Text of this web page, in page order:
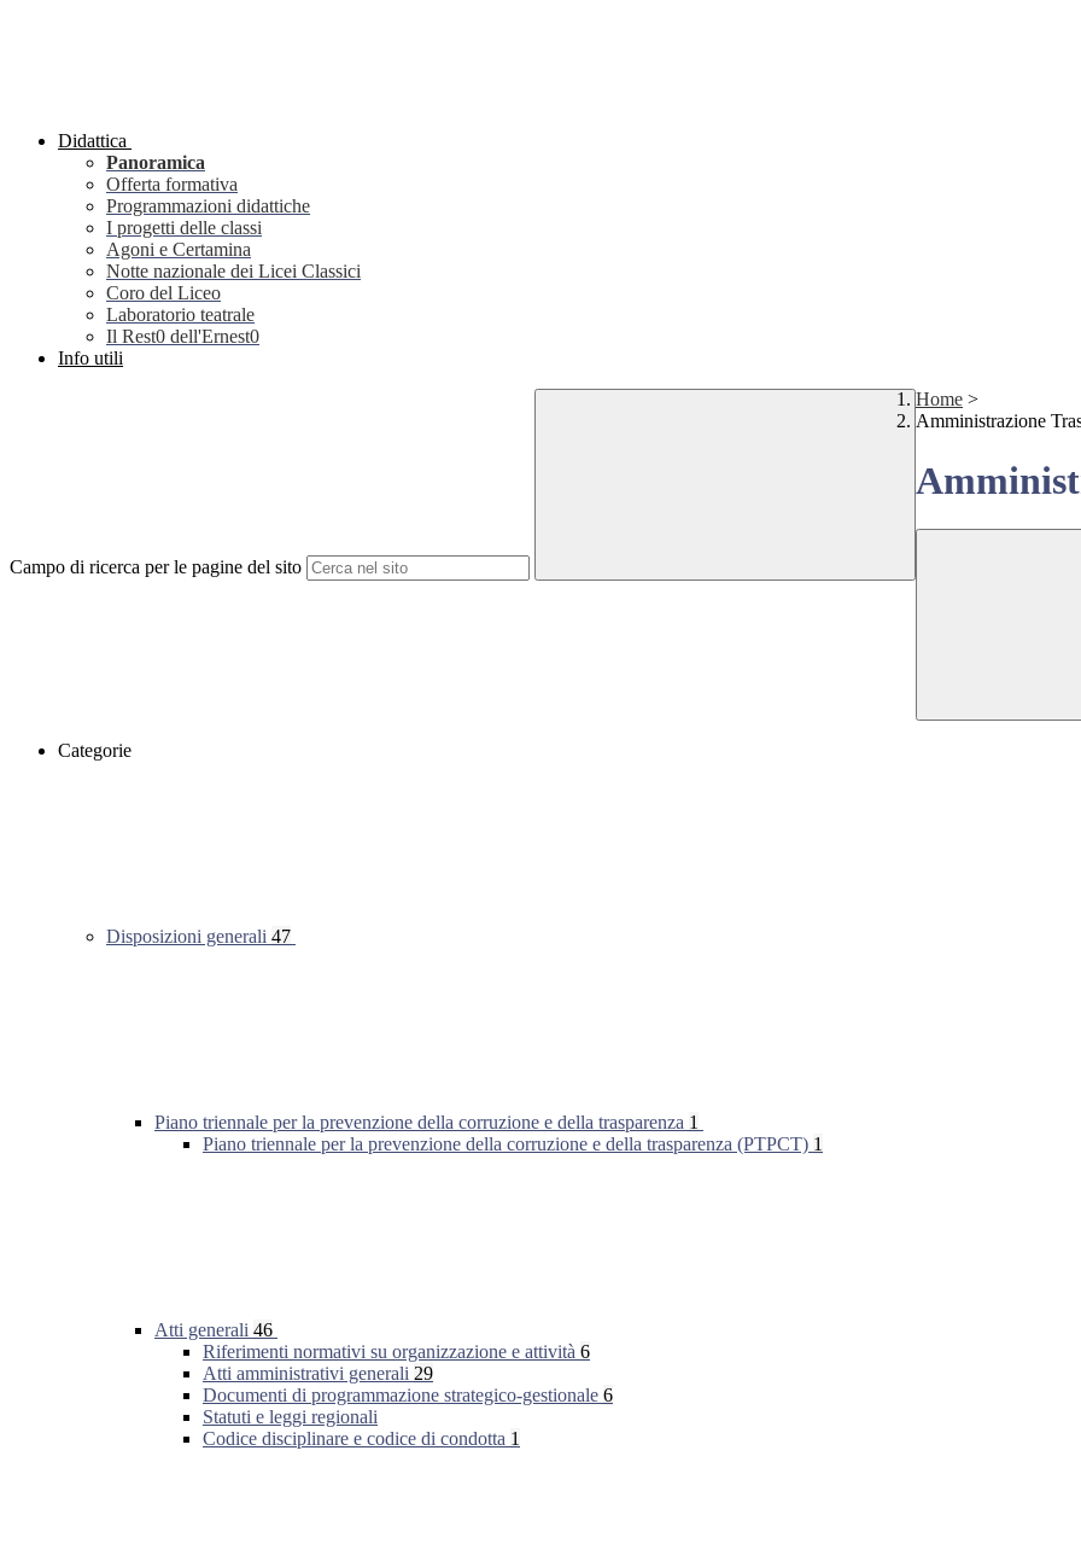
Didattica
Panoramica
Offerta formativa
Programmazioni didattiche
I progetti delle classi
Agoni e Certamina
Notte nazionale dei Licei Classici
Coro del Liceo
Laboratorio teatrale
Il Rest0 dell'Ernest0
Info utili
Campo di ricerca per le pagine del sito
Home >
Amministrazione
Categorie
Disposizioni generali 47
Piano triennale per la prevenzione della corruzione e della trasparenza 1
Piano triennale per la prevenzione della corruzione e della trasparenza (PTPCT) 1
Atti generali 46
Riferimenti normativi su organizzazione e attività 6
Atti amministrativi generali 29
Documenti di programmazione strategico-gestionale 6
Statuti e leggi regionali
Codice disciplinare e codice di condotta 1